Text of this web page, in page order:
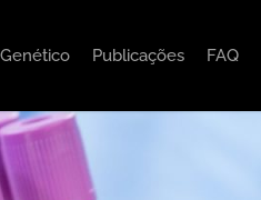
Publicações FAQ